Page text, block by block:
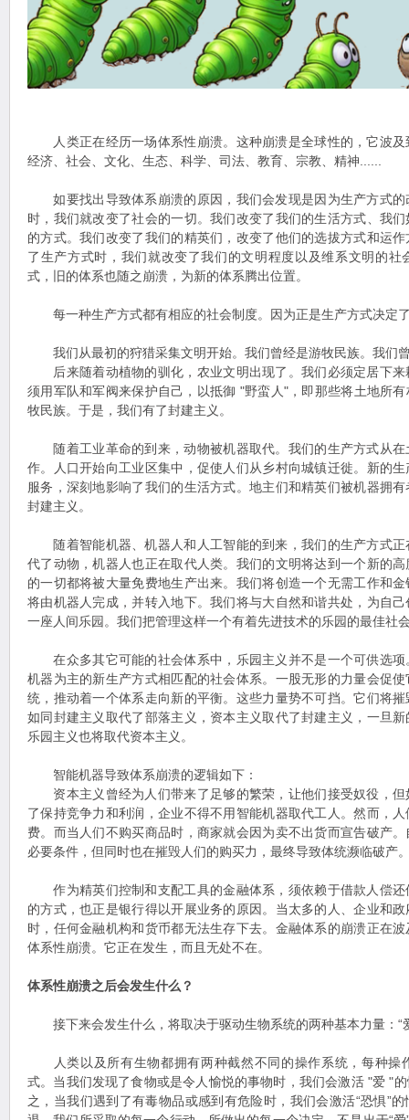
人类正在经历一场体系性崩溃。这种崩溃是全球性的，它波及
经济、社会、文化、生态、科学、司法、教育、宗教、精神......
如要找出导致体系崩溃的原因，我们会发现是因为生产方式的
时，我们就改变了社会的一切。我们改变了我们的生活方式、我
的方式。我们改变了我们的精英们，改变了他们的选拔方式和运
了生产方式时，我们就改变了我们的文明程度以及维系文明的社
式，旧的体系也随之崩溃，为新的体系腾出位置。
每一种生产方式都有相应的社会制度。因为正是生产方式决定
我们从最初的狩猎采集文明开始。我们曾经是游牧民族。我们
后来随着动植物的驯化，农业文明出现了。我们必须定居下来
须用军队和军阀来保护自己，以抵御 "野蛮人"，即那些将土地所
牧民族。于是，我们有了封建主义。
随着工业革命的到来，动物被机器取代。我们的生产方式从在
作。人口开始向工业区集中，促使人们从乡村向城镇迁徙。新的
服务，深刻地影响了我们的生活方式。地主们和精英们被机器拥
封建主义。
随着智能机器、机器人和人工智能的到来，我们的生产方式正
代了动物，机器人也正在取代人类。我们的文明将达到一个新的
的一切都将被大量免费地生产出来。我们将创造一个无需工作和
将由机器人完成，并转入地下。我们将与大自然和谐共处，为自
一座人间乐园。我们把管理这样一个有着先进技术的乐园的最佳社
在众多其它可能的社会体系中，乐园主义并不是一个可供选项
机器为主的新生产方式相匹配的社会体系。一股无形的力量会促
统，推动着一个体系走向新的平衡。这些力量势不可挡。它们将
如同封建主义取代了部落主义，资本主义取代了封建主义，一旦
乐园主义也将取代资本主义。
智能机器导致体系崩溃的逻辑如下：
资本主义曾经为人们带来了足够的繁荣，让他们接受奴役，但
了保持竞争力和利润，企业不得不用智能机器取代工人。然而，
费。而当人们不购买商品时，商家就会因为卖不出货而宣告破产
必要条件，但同时也在摧毁人们的购买力，最终导致体统濒临破产
作为精英们控制和支配工具的金融体系，须依赖于借款人偿还
的方式，也正是银行得以开展业务的原因。当太多的人、企业和
时，任何金融机构和货币都无法生存下去。金融体系的崩溃正在
体系性崩溃。它正在发生，而且无处不在。
体系性崩溃之后会发生什么？
接下来会发生什么，将取决于驱动生物系统的两种基本力量：“
人类以及所有生物都拥有两种截然不同的操作系统，每种操
式。当我们发现了食物或是令人愉悦的事物时，我们会激活 "爱 "
之，当我们遇到了有毒物品或感到有危险时，我们会激活“恐惧”